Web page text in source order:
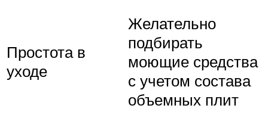
Простота в
уходе
Желательно
подбирать
моющие средства
с учетом состава
объемных плит